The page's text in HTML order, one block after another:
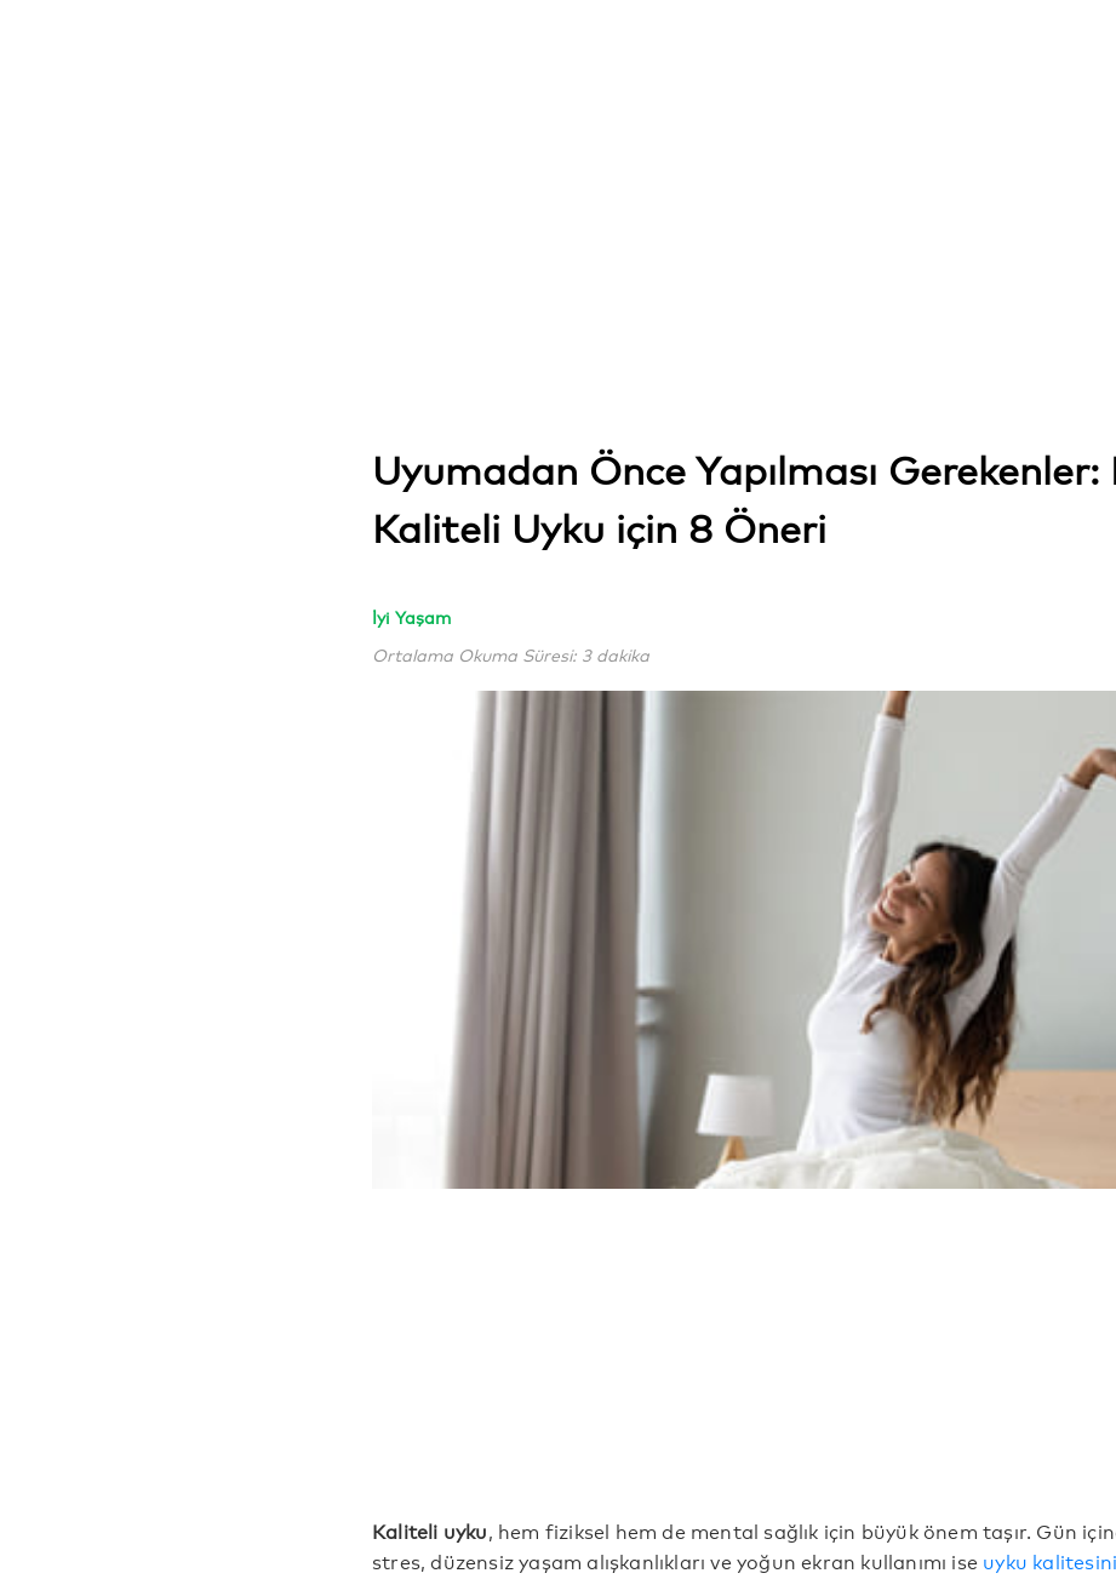
Uyumadan Önce Yapılması
Kaliteli Uyku için 8 Öneri
İyi Yaşam
Ortalama Okuma Süresi: 3 dakika
Kaliteli uyku, hem fiziksel hem de mental sağlık için büyük önem taşır. Gün
stres, düzensiz yaşam alışkanlıkları ve yoğun ekran kullanımı ise uyku kalitesini